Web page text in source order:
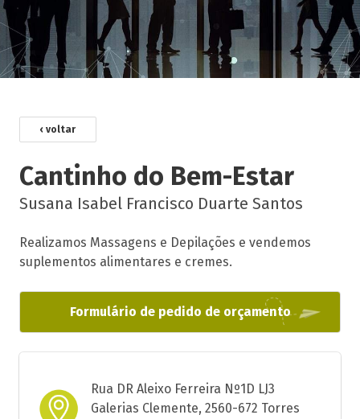
‹ voltar
Cantinho do Bem-Estar
Susana Isabel Francisco Duarte Santos
Realizamos Massagens e Depilações e vendemos
suplementos alimentares e cremes.
Formulário de pedido de orçamento
Rua DR Aleixo Ferreira Nº1D LJ3
Galerias Clemente, 2560-672 Torres